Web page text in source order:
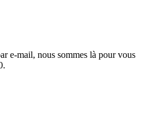
e-mail, nous sommes là pour vous